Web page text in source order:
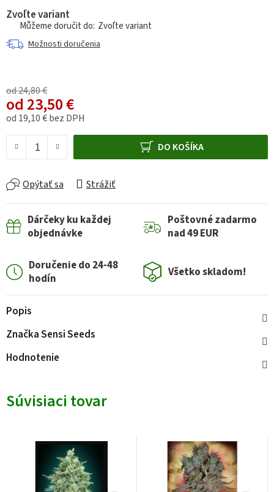
Zvoľte variant
Zvoľte variant
Možnosti doručenia
od 24,80 €
od 23,50 €
od 19,10 €bez DPH
DO KOŠÍKA
Opýtať sa Strážiť
Dárčeky ku každej
objednávke
Poštovné zadarmo
nad 49 EUR
Doručenie do 24-48
hodín
Všetko skladom!
Popis
ZnačkaSensi Seeds
Hodnotenie
Súvisiaci tovar